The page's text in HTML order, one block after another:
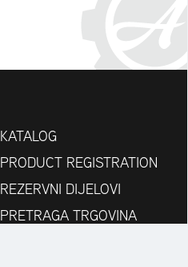
KATALOG
PRODUCT REGISTRATION
REZERVNI DIJELOVI
PRETRAGA TRGOVINA